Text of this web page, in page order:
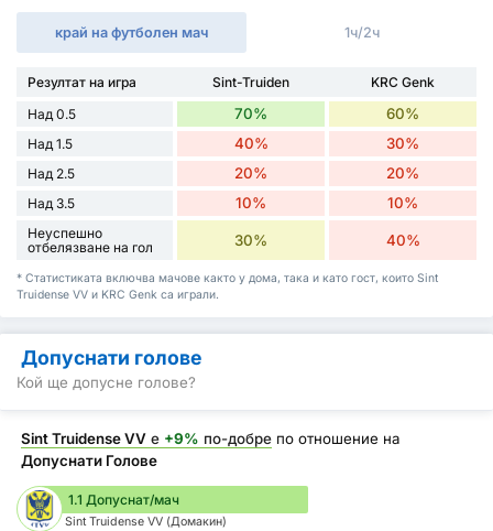
край на футболен мач 1ч/2ч
Резултат на игра Sint-Truiden
KRC Genk
Над 0.5
70% 60%
Над 1.5 40% 30%
Над 2.5 20% 20%
Над 3.5 10% 10%
Неуспешно
отбелязване на гол
30% 40%
* Статистиката включва мачове както у дома, така и като гост, които Sint
Truidense VV и KRC Genk са играли.
Допуснати голове
Кой ще допусне голове?
Sint Truidense VV е +9% по-добре по отношение на
Допуснати Голове
1.1 Допуснат/мач
Sint Truidense VV (Домакин)